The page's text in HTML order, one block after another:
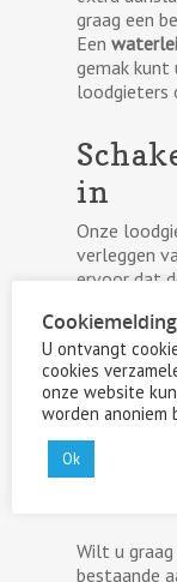
graag een
Een
gemak kunt
loodgieters
in
Onze
verleggen
ervoor dat
problemen
Hierdoor
Hierdoor
gootstenen
kan daarom
Wilt u
bestaande
Cookiemelding
U ontvangt
cookies
onze website
worden anoniem
Ok